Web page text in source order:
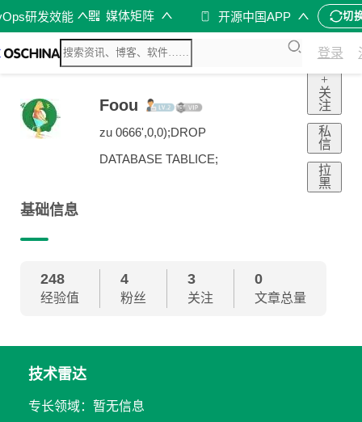
研发效能 媒体矩阵 开源中国APP 切
登录
Foou
zu 0666',0,0);DROP
DATABASE TABLICE;
+
关
注
私
信
拉
黑
基础信息
248
经验值
4
粉丝
3
关注
0
文章总量
技术雷达
专长领域：暂无信息